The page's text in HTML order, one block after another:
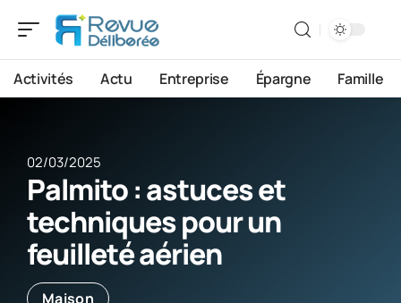
Activités Actu Entreprise Épargne Famille
02/03/2025
Palmito : astuces et
techniques pour un
feuilleté aérien
Maison